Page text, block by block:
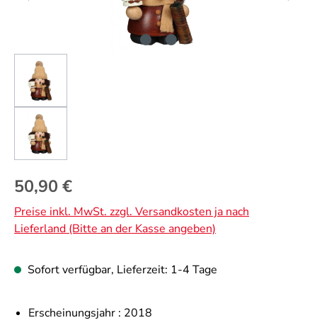
Regulärer Preis:
50,90 €
Preise inkl. MwSt. zzgl. Versandkosten ja nach
Lieferland (Bitte an der Kasse angeben)
Sofort verfügbar, Lieferzeit: 1-4 Tage
Erscheinungsjahr : 2018